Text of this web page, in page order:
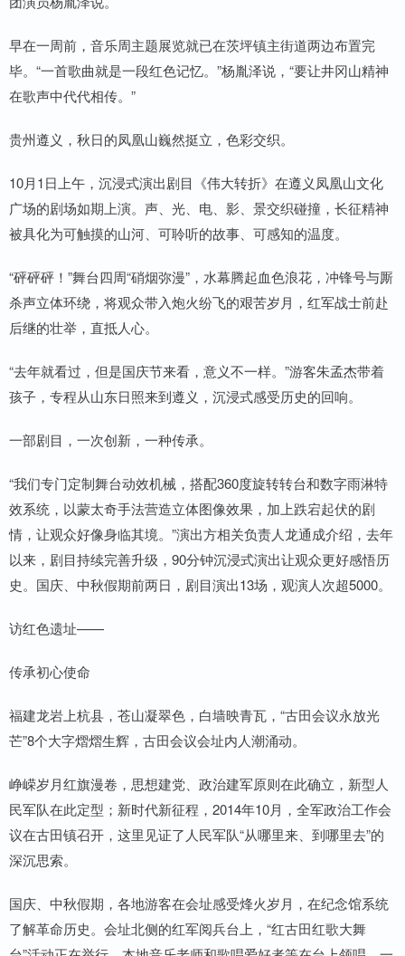
早在一周前，音乐周主题展览就已在茨坪镇主街道两边布置完
毕。“一首歌曲就是一段红色记忆。”杨胤泽说，“要让井冈山精神
在歌声中代代相传。”
贵州遵义，秋日的凤凰山巍然挺立，色彩交织。
10月1日上午，沉浸式演出剧目《伟大转折》在遵义凤凰山文化
广场的剧场如期上演。声、光、电、影、景交织碰撞，长征精神
被具化为可触摸的山河、可聆听的故事、可感知的温度。
“砰砰砰！”舞台四周“硝烟弥漫”，水幕腾起血色浪花，冲锋号与厮
杀声立体环绕，将观众带入炮火纷飞的艰苦岁月，红军战士前赴
后继的壮举，直抵人心。
“去年就看过，但是国庆节来看，意义不一样。”游客朱孟杰带着
孩子，专程从山东日照来到遵义，沉浸式感受历史的回响。
一部剧目，一次创新，一种传承。
“我们专门定制舞台动效机械，搭配360度旋转转台和数字雨淋特
效系统，以蒙太奇手法营造立体图像效果，加上跌宕起伏的剧
情，让观众好像身临其境。”演出方相关负责人龙通成介绍，去年
以来，剧目持续完善升级，90分钟沉浸式演出让观众更好感悟历
史。国庆、中秋假期前两日，剧目演出13场，观演人次超5000。
访红色遗址——
传承初心使命
福建龙岩上杭县，苍山凝翠色，白墙映青瓦，“古田会议永放光
芒”8个大字熠熠生辉，古田会议会址内人潮涌动。
峥嵘岁月红旗漫卷，思想建党、政治建军原则在此确立，新型人
民军队在此定型；新时代新征程，2014年10月，全军政治工作会
议在古田镇召开，这里见证了人民军队“从哪里来、到哪里去”的
深沉思索。
国庆、中秋假期，各地游客在会址感受烽火岁月，在纪念馆系统
了解革命历史。会址北侧的红军阅兵台上，“红古田红歌大舞